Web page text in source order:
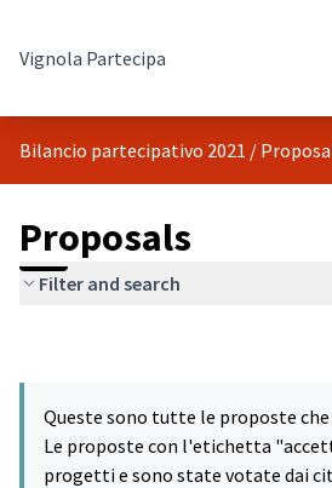
Vignola Partecipa
Bilancio partecipativo 2021 /
Proposals
Filter and search
Queste sono tutte le proposte
Le proposte con l'etichetta
progetti e sono state votate dai